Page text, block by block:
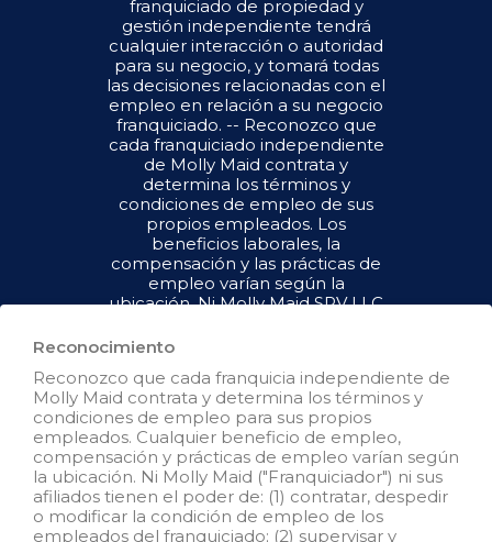
franquiciado de propiedad y
gestión independiente tendrá
cualquier interacción o autoridad
para su negocio, y tomará todas
las decisiones relacionadas con el
empleo en relación a su negocio
franquiciado. -- Reconozco que
cada franquiciado independiente
de Molly Maid contrata y
determina los términos y
condiciones de empleo de sus
propios empleados. Los
beneficios laborales, la
compensación y las prácticas de
empleo varían según la
ubicación. Ni Molly Maid SPV LLC
tienen el poder de : (1) contratar,
de empleo de los empleados del
franquiciado; (2) supervisar y
controlar el horario de trabajo de
los empleados del franquiciado o
las condiciones de empleo; (3)
determinar la tasa y el método de
pago; o (4) aceptar, revisar o
mantener los registros de
Reconocimiento
Reconozco que cada franquicia independiente de
Molly Maid contrata y determina los términos y
condiciones de empleo para sus propios
empleados. Cualquier beneficio de empleo,
compensación y prácticas de empleo varían según
la ubicación. Ni Molly Maid ("Franquiciador") ni sus
afiliados tienen el poder de: (1) contratar, despedir
o modificar la condición de empleo de los
empleados del franquiciado; (2) supervisar y